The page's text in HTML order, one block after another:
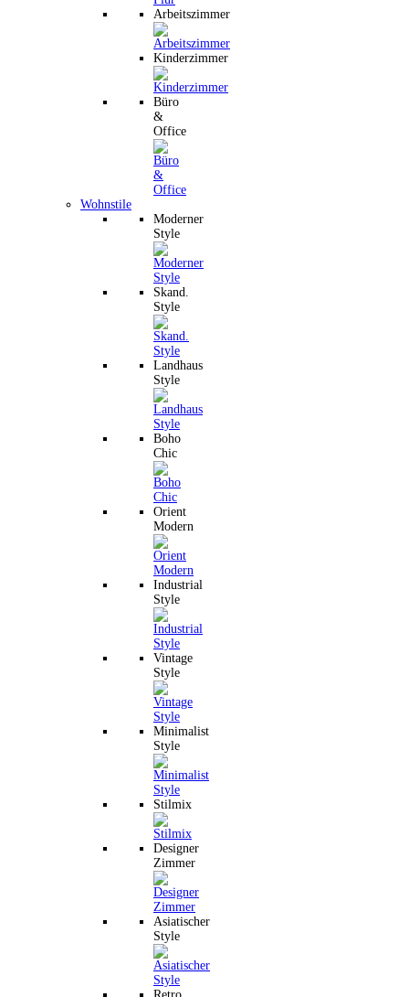
Arbeitszimmer
Kinderzimmer
Büro
&
Office
Wohnstile
Moderner
Style
Skand.
Style
Landhaus
Style
Boho
Chic
Orient
Modern
Industrial
Style
Vintage
Style
Minimalist
Style
Stilmix
Designer
Zimmer
Asiatischer
Style